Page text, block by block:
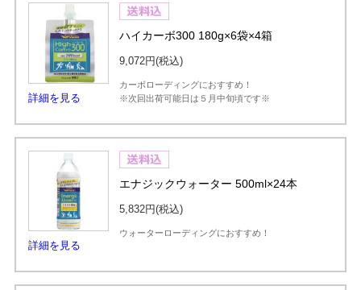
詳細を見る
ハイカーボ300 180g×6袋×4箱
9,072円(税込)
カーボローディングにおすすめ！
※次回出荷可能日は５月中旬頃です※
詳細を見る
エナジックウォーター 500ml×24本
5,832円(税込)
ウォーターローディングにおすすめ！